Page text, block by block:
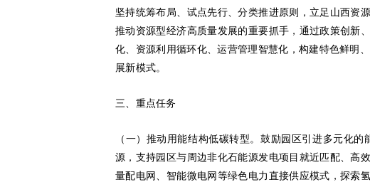
坚持统筹布局、试点先行、分类推进原则，立足山西资
推动资源型经济高质量发展的重要抓手，通过政策创新
化、资源利用循环化、运营管理智慧化，构建特色鲜明
展新模式。
三、重点任务
（一）推动用能结构低碳转型。鼓励园区引进多元化
源，支持园区与周边非化石能源发电项目就近匹配、高
量配电网、智能微电网等绿色电力直接供应模式，探索